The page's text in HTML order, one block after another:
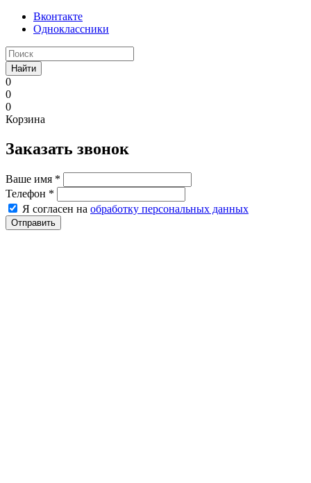
Вконтакте
Одноклассники
Найти
0
0
0
Корзина
Заказать звонок
Ваше имя *
Телефон *
Я согласен на обработку персональных данных